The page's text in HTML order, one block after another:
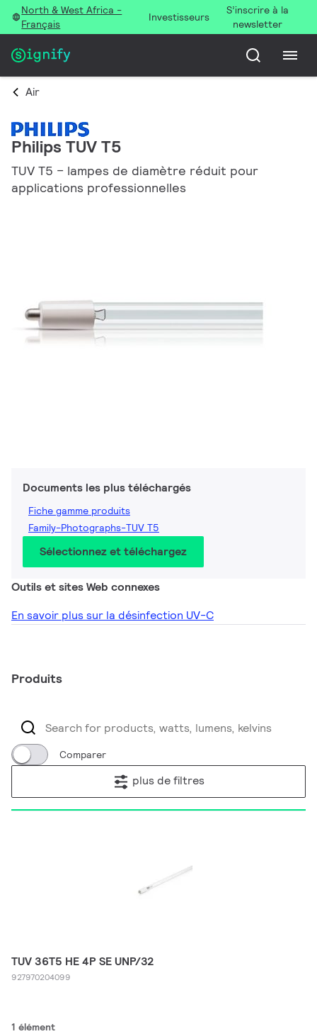
North & West Africa -
Français
Investisseurs
S’inscrire à la
newsletter
Air
Philips TUV T5
TUV T5 – lampes de diamètre réduit pour
applications professionnelles
Documents les plus téléchargés
Fiche gamme produits
Family-Photographs-TUV T5
Sélectionnez et téléchargez
Outils et sites Web connexes
En savoir plus sur la désinfection UV-C
Produits
Comparer
plus de filtres
TUV 36T5 HE 4P SE UNP/32
927970204099
1 élément